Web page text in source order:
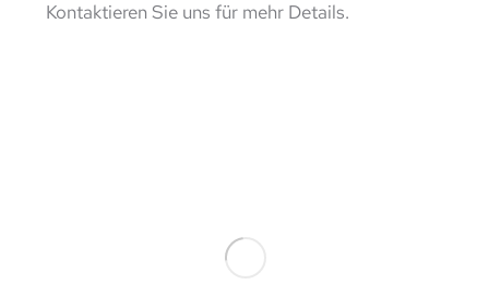
Kontaktieren Sie uns für mehr Details.